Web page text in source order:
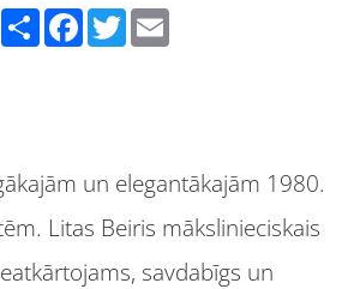
Facebook Twitter
un elegantākajām 1980.
Litas Beiris mākslinieciskais
savdabīgs un